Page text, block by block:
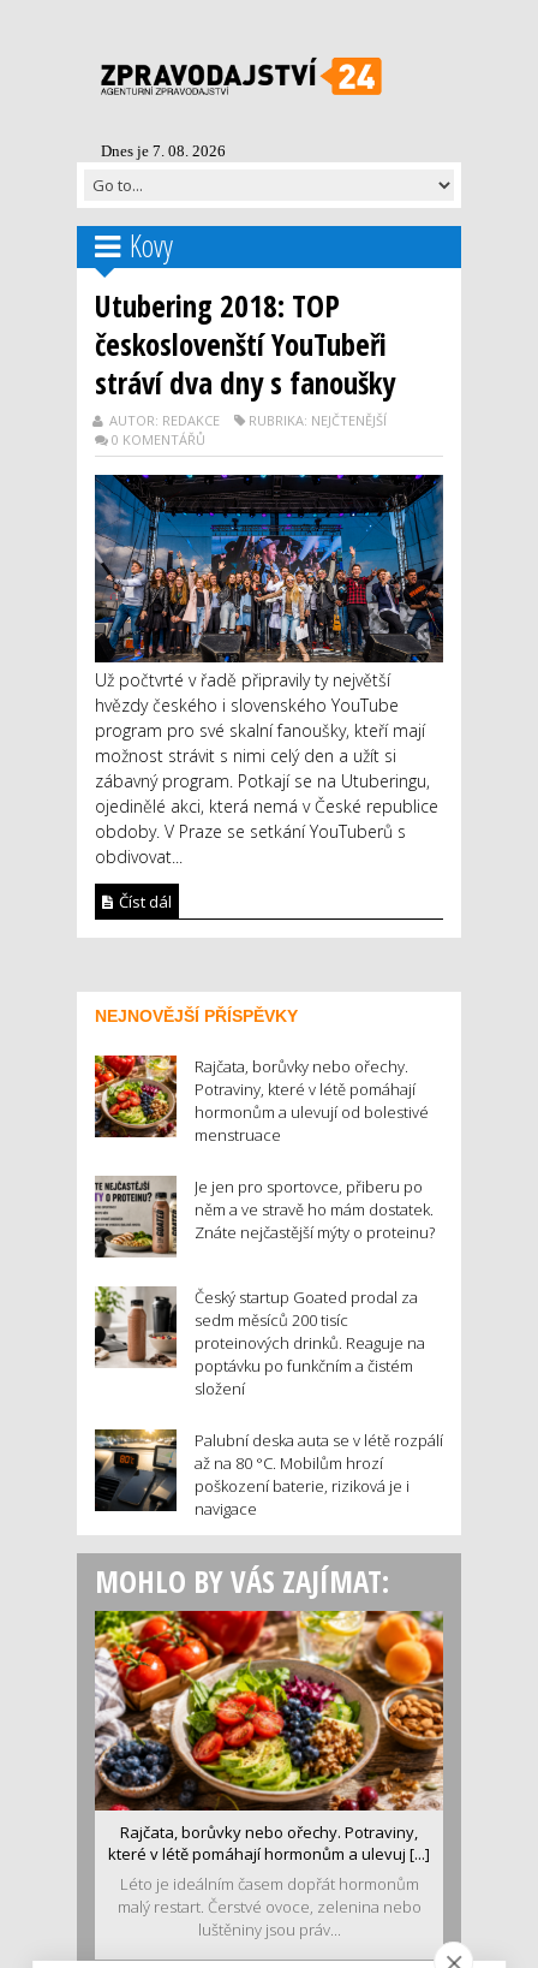
Dnes je 7. 08. 2026
Kovy
Utubering 2018: TOP
českoslovenští YouTubeři
stráví dva dny s fanoušky
AUTOR: REDAKCE
RUBRIKA: NEJČTENĚJŠÍ
0 KOMENTÁŘŮ
Už počtvrté v řadě připravily ty největší
hvězdy českého i slovenského YouTube
program pro své skalní fanoušky, kteří mají
možnost strávit s nimi celý den a užít si
zábavný program. Potkají se na Utuberingu,
ojedinělé akci, která nemá v České republice
obdoby. V Praze se setkání YouTuberů s
obdivovat...
Číst dál
NEJNOVĚJŠÍ PŘÍSPĚVKY
Rajčata, borůvky nebo ořechy.
Potraviny, které v létě pomáhají
hormonům a ulevují od bolestivé
menstruace
Je jen pro sportovce, přiberu po
něm a ve stravě ho mám dostatek.
Znáte nejčastější mýty o proteinu?
Český startup Goated prodal za
sedm měsíců 200 tisíc
proteinových drinků. Reaguje na
poptávku po funkčním a čistém
složení
Palubní deska auta se v létě rozpálí
až na 80 °C. Mobilům hrozí
poškození baterie, riziková je i
navigace
MOHLO BY VÁS ZAJÍMAT:
Rajčata, borůvky nebo ořechy. Potraviny,
které v létě pomáhají hormonům a ulevuj [...]
Léto je ideálním časem dopřát hormonům
malý restart. Čerstvé ovoce, zelenina nebo
luštěniny jsou práv...